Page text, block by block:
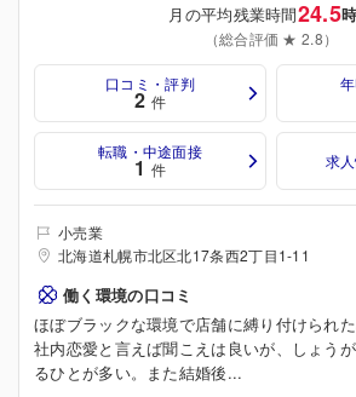
月の平均残業時間24.5
（総合評価 ★ 2.8）
口コミ・評判
2 件
転職・中途面接
1 件 求
小売業
北海道札幌市北区北17条西2丁目1-11
働く環境の口コミ
ほぼブラックな環境で店舗に縛り付けられた
社内恋愛と言えば聞こえは良いが、しょう
るひとが多い。また結婚後...